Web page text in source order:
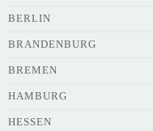
BERLIN
BRANDENBURG
BREMEN
HAMBURG
HESSEN